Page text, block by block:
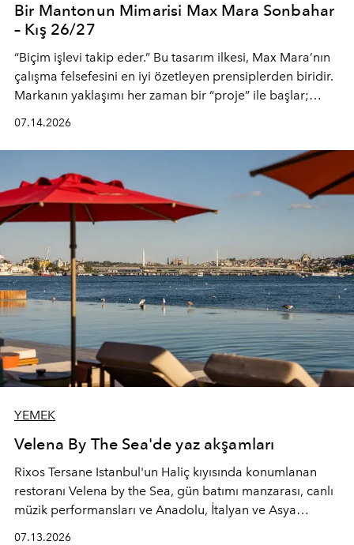
Bir Mantonun Mimarisi Max Mara Sonbahar
– Kış 26/27
“Biçim işlevi takip eder.” Bu tasarım ilkesi, Max Mara’nın
çalışma felsefesini en iyi özetleyen prensiplerden biridir.
Markanın yaklaşımı her zaman bir “proje” ile başlar;
(savoir-faire) buluşan parçalara dönüştürmek.
07.14.2026
YEMEK
Velena By The Sea'de yaz akşamları
Rixos Tersane Istanbul'un Haliç kıyısında konumlanan
restoranı Velena by the Sea, gün batımı manzarası, canlı
müzik performansları ve Anadolu, İtalyan ve Asya
07.13.2026